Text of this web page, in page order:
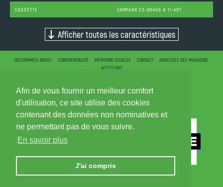
Afin de vous fournir un meilleur comfort
d'utilisation, ce site utilise des cookies
contenant des données non nominatives et
ne permettant pas de vous suivre.
En savoir plus
J'ai compris
CASSETTE SHIMANO CS-HG400-8 11-40T
Afficher toutes les caractéristiques
QUI SOMMES-NOUS? CONFIDENTIALITÉ MENTIONS LÉGALES CONTACT
ADRESSES DES MAGASINS
ACCÈS PRO